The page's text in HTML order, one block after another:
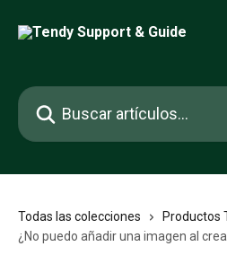
Buscar artículos...
Todas las colecciones Productos
¿No puedo añadir una imagen al